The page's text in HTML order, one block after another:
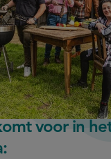
in
nieuw
venster,
externe
link)
in
nieuw
venster,
externe
link)
voor in